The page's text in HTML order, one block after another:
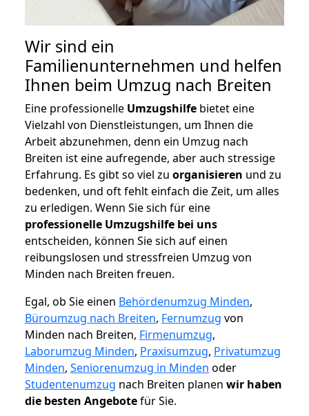
Wir sind ein
Familienunternehmen und helfen
Ihnen beim Umzug nach Breiten
Eine professionelle Umzugshilfe bietet eine
Vielzahl von Dienstleistungen, um Ihnen die
Arbeit abzunehmen, denn ein Umzug nach
Breiten ist eine aufregende, aber auch stressige
Erfahrung. Es gibt so viel zu organisieren und zu
bedenken, und oft fehlt einfach die Zeit, um alles
zu erledigen. Wenn Sie sich für eine
professionelle Umzugshilfe bei uns
entscheiden, können Sie sich auf einen
reibungslosen und stressfreien Umzug von
Minden nach Breiten freuen.
Egal, ob Sie einen Behördenumzug Minden,
Büroumzug nach Breiten, Fernumzug von
Minden nach Breiten, Firmenumzug,
Laborumzug Minden, Praxisumzug, Privatumzug
Minden, Seniorenumzug in Minden oder
Studentenumzug nach Breiten planen wir haben
die besten Angebotefür Sie.